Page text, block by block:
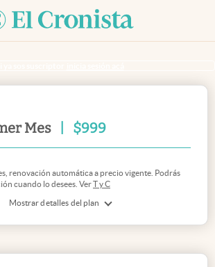
Mes $999
Mostrar detalles del plan
renovación automática a precio vigente. Podrás
cuando lo desees. VerT y C